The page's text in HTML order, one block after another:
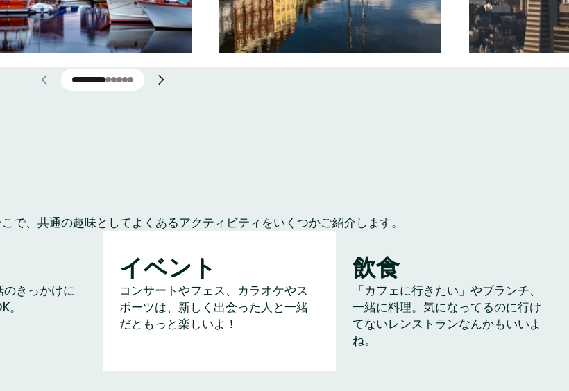
、共通の趣味としてよくあるアクティビティをいくつかご紹介します。
きっかけに
。
イベント
コンサートやフェス、カラオケやス
ポーツは、新しく出会った人と一緒
だともっと楽しいよ！
飲食
「カフェに行きたい」やブランチ、
一緒に料理。気になってるのに行け
てないレンストランなんかもいいよ
ね。